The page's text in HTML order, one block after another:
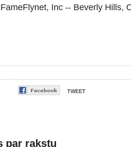
Inc -- Beverly Hills,
TWEET
par rakstu